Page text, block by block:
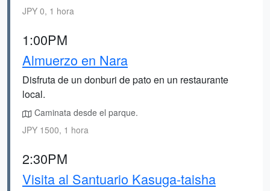
JPY 0, 1 hora
1:00PM
Almuerzo en Nara
Disfruta de un donburi de pato en un restaurante
local.
Caminata desde el parque.
JPY 1500, 1 hora
2:30PM
Visita al Santuario Kasuga-taisha